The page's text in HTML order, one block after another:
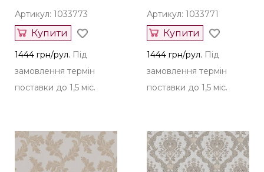
Артикул: 1033773
Купити
1444 грн/рул. Під
замовлення термін
поставки до 1,5 міс.
Артикул: 1033771
Купити
1444 грн/рул. Під
замовлення термін
поставки до 1,5 міс.